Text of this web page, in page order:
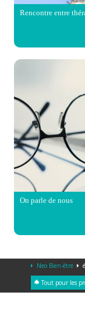
Rencontre entre
On parle de nous
Neo Bien-être
Tout pour les